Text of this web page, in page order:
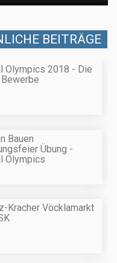
BEITRÄGE
Olympics 2018 - Die
Bauen
Übung -
Olympics
Kracher Vöcklamarkt